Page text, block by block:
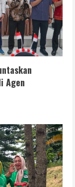
Agen